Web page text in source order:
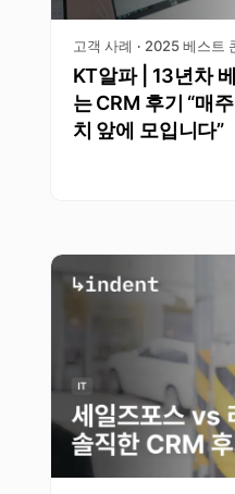
고객 사례 · 2025 베스트
KT알파 | 13년차
는 CRM 후기 “매
치 앞에 모입니다”